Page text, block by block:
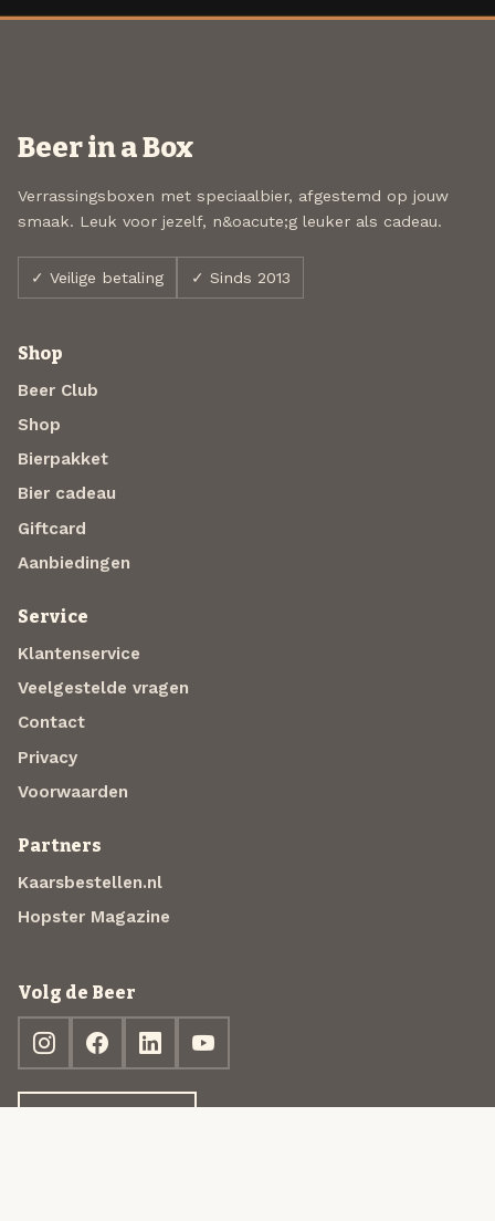
Beer in a Box
Verrassingsboxen met speciaalbier, afgestemd op jouw
smaak. Leuk voor jezelf, n&oacute;g leuker als cadeau.
✓ Veilige betaling ✓ Sinds 2013
Shop
Beer Club
Shop
Bierpakket
Bier cadeau
Giftcard
Aanbiedingen
Service
Klantenservice
Veelgestelde vragen
Contact
Privacy
Voorwaarden
Partners
Kaarsbestellen.nl
Hopster Magazine
Volg de Beer